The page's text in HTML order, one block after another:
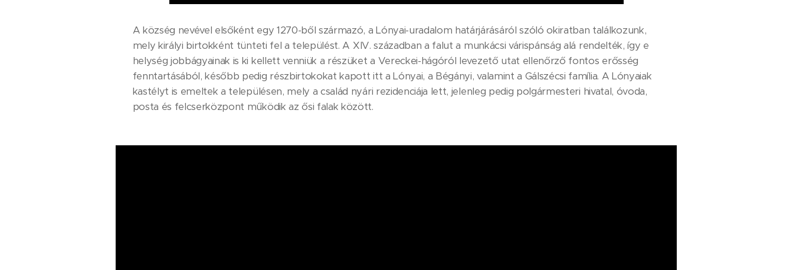
A község nevével elsőként egy 1270-ből származó, a Lónyai-uradalom határjárásáról szóló okiratban találkozunk,
mely királyi birtokként tünteti fel a települést. A XIV. században a falut a munkácsi várispánság alá rendelték, így e
helység jobbágyainak is ki kellett venniük a részüket a Vereckei-hágóról levezető utat ellenőrző fontos erősség
fenntartásából, később pedig részbirtokokat kapott itt a Lónyai, a Bégányi, valamint a Gálszécsi família. A Lónyaiak
kastélyt is emeltek a településen, mely a család nyári rezidenciája lett, jelenleg pedig polgármesteri hivatal, óvoda,
posta és felcserközpont működik az ősi falak között.